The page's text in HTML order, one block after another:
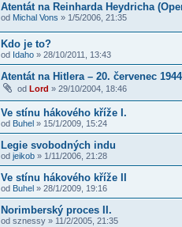
Atentát na Reinharda Heydricha
od Michal Vons » 1/5/2006, 21:35
Kdo je to?
od Idaho » 28/10/2011, 13:43
Atentát na Hitlera – 20. červenec 1944
od Lord » 29/10/2004, 18:46
Ve stínu hákového kříže I.
od Buhel » 15/1/2009, 15:24
Legie svobodných indu
od jeikob » 1/11/2006, 21:28
Ve stínu hákového kříže II
od Buhel » 28/1/2009, 19:16
Norimberský proces II.
od sznessy » 11/2/2005, 21:35